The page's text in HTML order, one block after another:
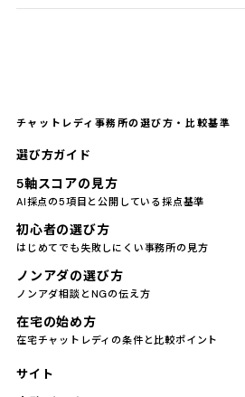
チャットレディ事務所の選び方・比較基準
選び方ガイド
5軸スコアの見方
AI採点の5項目と公開している採点基準
初心者の選び方
はじめてでも失敗しにくい事務所の見方
ノンアダの選び方
ノンアダ相談とNGの伝え方
在宅の始め方
在宅チャットレディの条件と比較ポイント
サイト